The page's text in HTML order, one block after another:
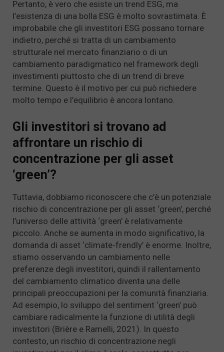
Pertanto, è vero che esiste un trend ESG, ma
l’esistenza di una bolla ESG è molto sovrastimata. È
improbabile che gli investitori ESG possano tornare
indietro, perché si tratta di un cambiamento
strutturale nel mercato finanziario o di un
cambiamento paradigmatico nel framework degli
investimenti piuttosto che di un trend di breve
termine. Questo è il motivo per cui può richiedere
molto tempo e l’equilibrio è ancora lontano.
Gli investitori si trovano ad
affrontare un rischio di
concentrazione per gli asset
‘green’?
Tuttavia, dobbiamo riconoscere che c’è un potenziale
rischio di concentrazione per gli asset ‘green’, perché
l’universo delle attività ‘green’ è relativamente
piccolo. Anche se aumenta in modo significativo, la
domanda di asset ‘climate-frendly’ è enorme. Inoltre,
stiamo osservando un cambiamento nelle
preferenze degli investitori, quindi il rallentamento
del cambiamento climatico diventa una delle
principali preoccupazioni per la comunità finanziaria.
Ad esempio, lo sviluppo del sentiment ‘green’ può
cambiare radicalmente la funzione di utilità degli
investitori (Brière e Ramelli, 2021). In questo
contesto, un rischio di concentrazione negli